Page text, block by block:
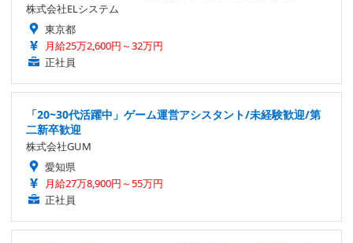
株式会社ELシステム
東京都
月給25万2,600円～32万円
正社員
「20~30代活躍中」ゲーム運営アシスタント/未経験歓迎/第
二新卒歓迎
株式会社GUM
愛知県
月給27万8,900円～55万円
正社員